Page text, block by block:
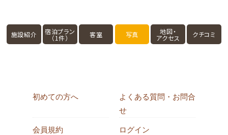
施設紹介 宿泊プラン
（1件） 客室 写真 地図・
アクセス クチコミ
初めての方へ
よくある質問・お問合
せ
会員規約 ログイン